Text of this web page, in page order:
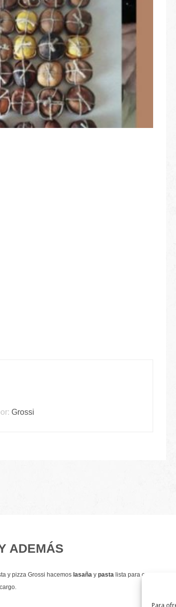
Para
Grossi
ADEMÁS
y pizza Grossi hacemos lasaña y pasta lista para comer